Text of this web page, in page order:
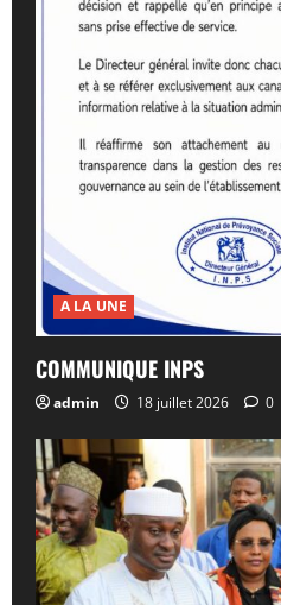
A LA UNE
COMMUNIQUE INPS
admin 18 juillet 2026 0